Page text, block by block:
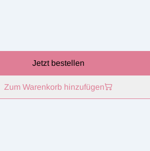
Jetzt bestellen
Zum Warenkorb hinzufügen